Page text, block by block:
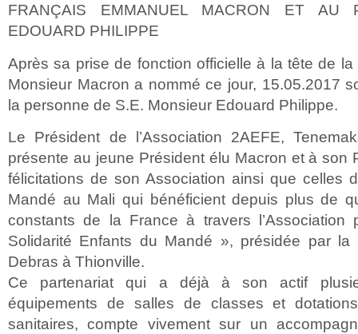
FRANÇAIS EMMANUEL MACRON ET AU
EDOUARD PHILIPPE
Après sa prise de fonction officielle à la tête de
Monsieur Macron a nommé ce jour, 15.05.2017
la personne de S.E. Monsieur Edouard Philippe.
Le Président de l’Association 2AEFE,
présente au jeune Président élu Macron et à son
félicitations de son Association ainsi que celles
Mandé au Mali qui bénéficient depuis plus de
constants de la France à travers l’Association
Solidarité Enfants du Mandé », présidée par la
Debras à Thionville.
Ce partenariat qui a déjà à son actif
équipements de salles de classes et
sanitaires, compte vivement sur un